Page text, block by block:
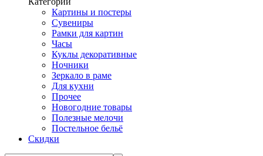
Картины и постеры
Сувениры
Рамки для картин
Часы
Куклы декоративные
Ночники
Зеркало в раме
Для кухни
Прочее
Новогодние товары
Полезные мелочи
Постельное бельё
Скидки